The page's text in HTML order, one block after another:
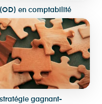
en comptabilité
gagnant-